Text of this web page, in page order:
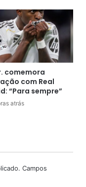
comemora
com Real
“Para sempre”
atrás
Campos